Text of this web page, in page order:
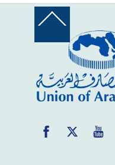
Back
Top
FacebookTwitter